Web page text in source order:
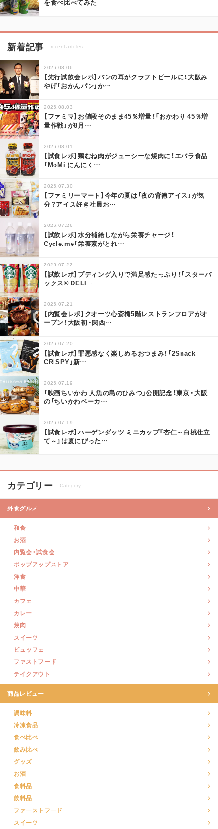
を食べ比べてみた
新着記事 recent articles
2026.08.06
【先行試飲会レポ】パンの耳がクラフトビールに！大阪み
やげ「おかんパン」か…
2026.08.03
【ファミマ】お値段そのまま45％増量！「おかわり 45％増
量作戦」が8月 …
2026.08.01
【試食レポ】鶏むね肉がジューシーな焼肉に！エバラ食品
「MoMi にんにく …
2026.07.30
【ファミリーマート】今年の夏は「夜の背徳アイス」が気
分？アイス好き社員お…
2026.07.26
【試飲レポ】水分補給しながら栄養チャージ！
Cycle.me「栄養素がとれ…
2026.07.22
【試飲レポ】プディング入りで満足感たっぷり！「スターバ
ックス® DELI…
2026.07.21
【内覧会レポ】クオーツ心斎橋5階レストランフロアがオ
ープン！大阪初・関西…
2026.07.20
【試食レポ】罪悪感なく楽しめるおつまみ！「2Snack
CRISPY」新…
2026.07.19
「映画ちいかわ 人魚の島のひみつ」公開記念！東京・大阪
の「ちいかわベーカ…
2026.07.19
【試食レポ】ハーゲンダッツ ミニカップ『杏仁～白桃仕立
て～』は夏にぴった…
カテゴリー Category
外食グルメ
和食
お酒
内覧会・試食会
ポップアップストア
洋食
中華
カフェ
カレー
焼肉
スイーツ
ビュッフェ
ファストフード
テイクアウト
商品レビュー
調味料
冷凍食品
食べ比べ
飲み比べ
グッズ
お酒
食料品
飲料品
ファーストフード
スイーツ